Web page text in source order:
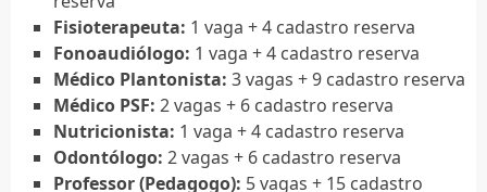
Fisioterapeuta: 1 vaga + 4 cadastro reserva
Fonoaudiólogo: 1 vaga + 4 cadastro reserva
Médico Plantonista: 3 vagas + 9 cadastro reserva
Médico PSF: 2 vagas + 6 cadastro reserva
Nutricionista: 1 vaga + 4 cadastro reserva
Odontólogo: 2 vagas + 6 cadastro reserva
Professor (Pedagogo): 5 vagas + 15 cadastro